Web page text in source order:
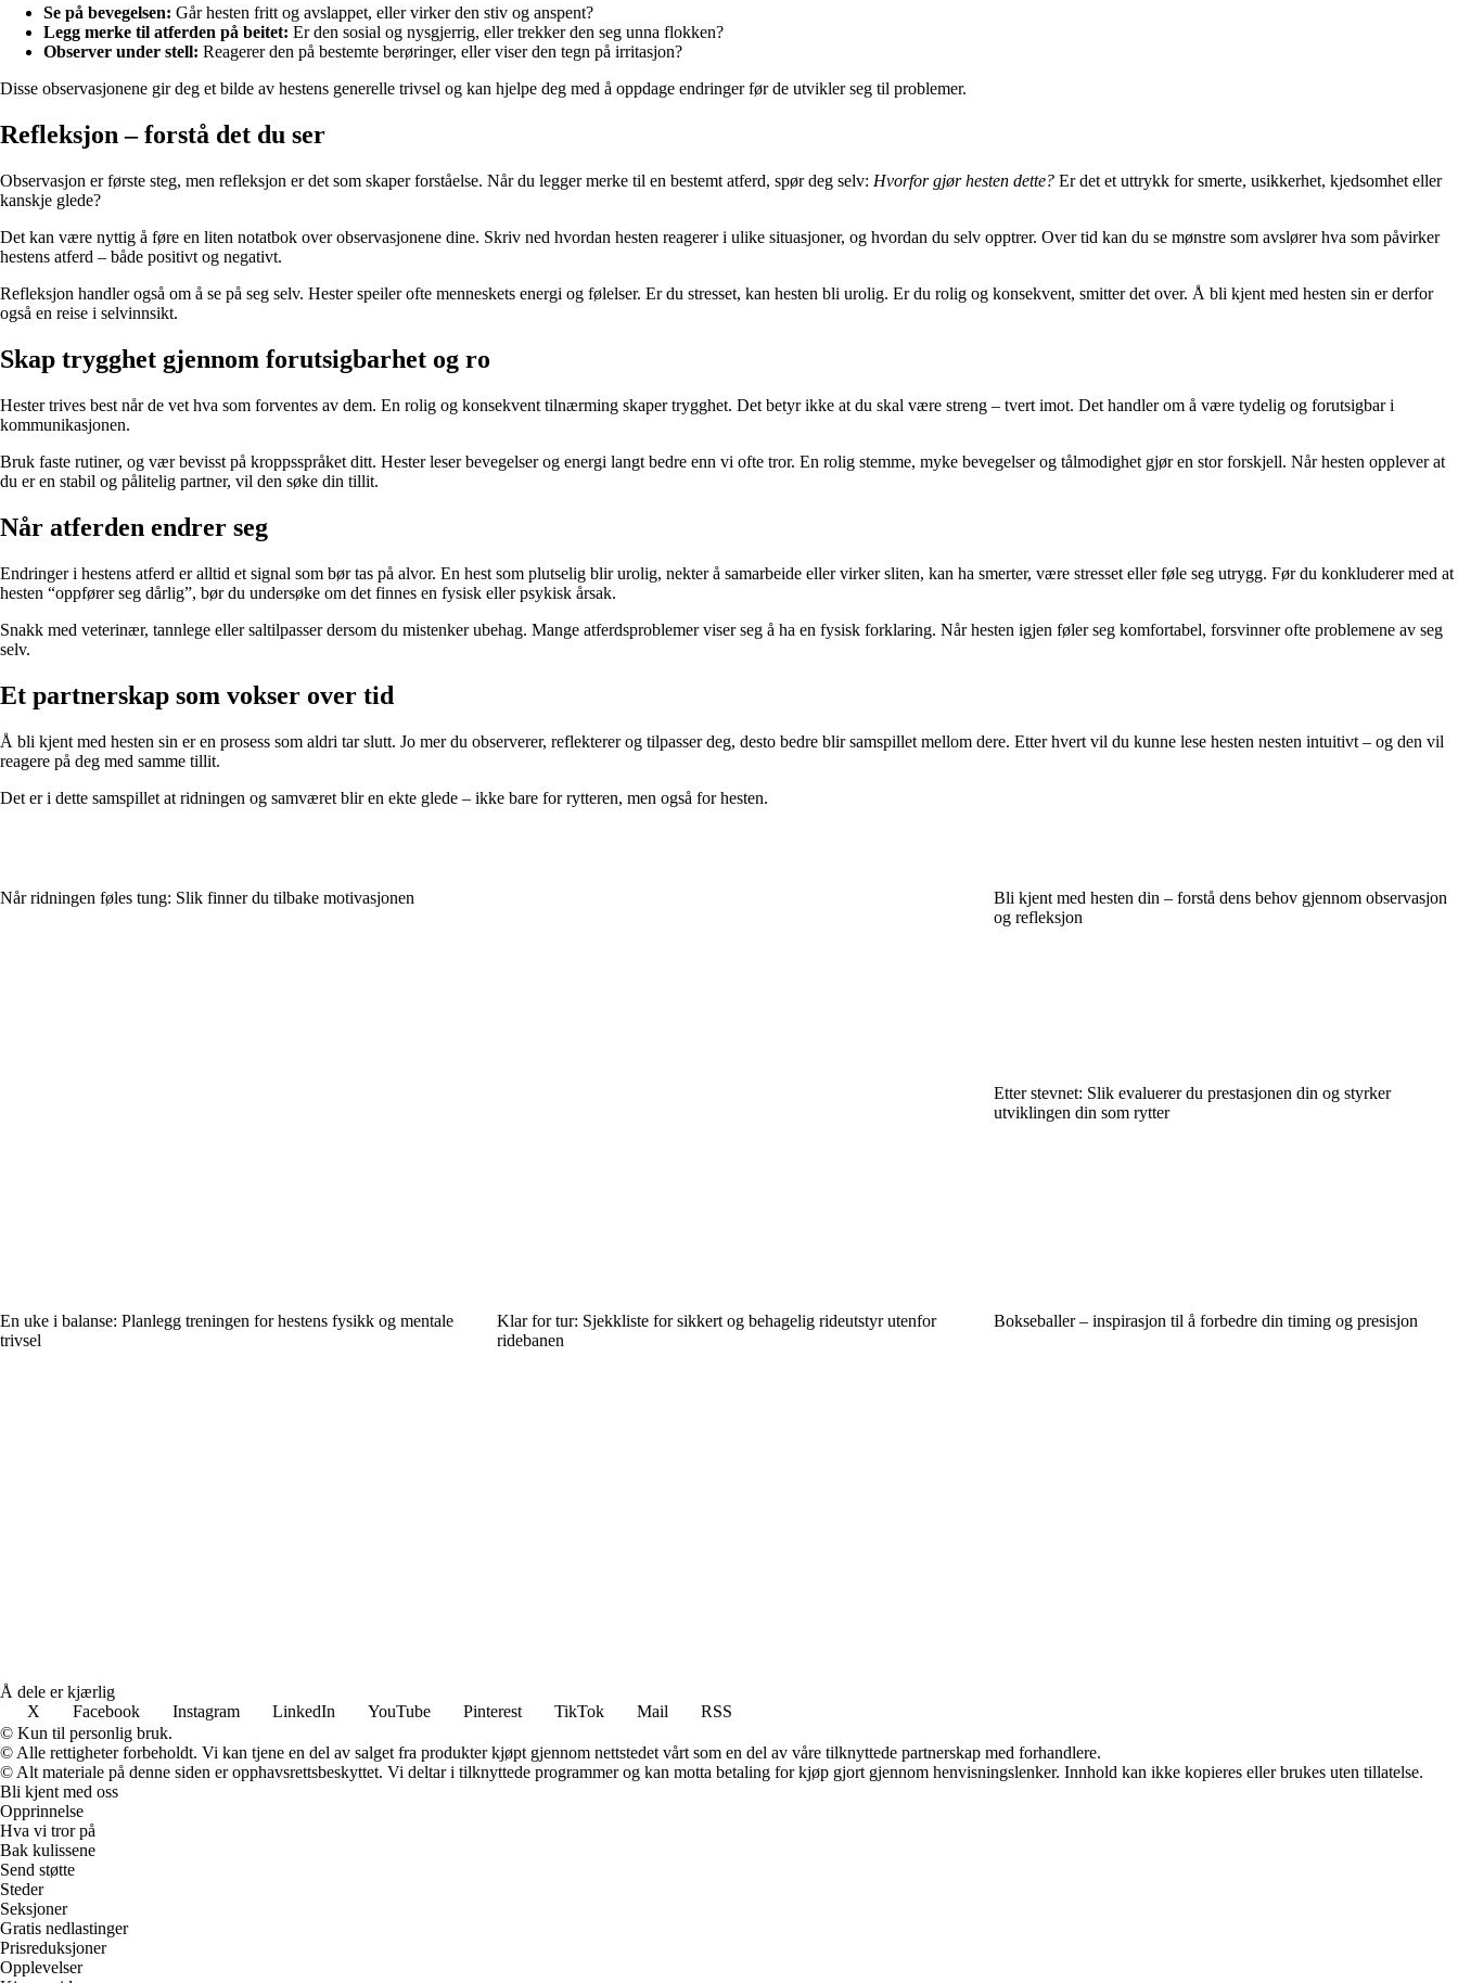
Se på bevegelsen: Går hesten fritt og avslappet, eller virker den stiv og anspent?
Legg merke til atferden på beitet: Er den sosial og nysgjerrig, eller trekker den seg unna flokken?
Observer under stell: Reagerer den på bestemte berøringer, eller viser den tegn på irritasjon?
Disse observasjonene gir deg et bilde av hestens generelle trivsel og kan hjelpe deg med å oppdage endringer før de utvikler seg til problemer.
Refleksjon – forstå det du ser
Observasjon er første steg, men refleksjon er det som skaper forståelse. Når du legger merke til en bestemt atferd, spør deg selv: Hvorfor gjør hesten dette? Er det et uttrykk for smerte, usikkerhet, kjedsomhet eller
kanskje glede?
Det kan være nyttig å føre en liten notatbok over observasjonene dine. Skriv ned hvordan hesten reagerer i ulike situasjoner, og hvordan du selv opptrer. Over tid kan du se mønstre som avslører hva som påvirker
hestens atferd – både positivt og negativt.
Refleksjon handler også om å se på seg selv. Hester speiler ofte menneskets energi og følelser. Er du stresset, kan hesten bli urolig. Er du rolig og konsekvent, smitter det over. Å bli kjent med hesten sin er derfor
også en reise i selvinnsikt.
Skap trygghet gjennom forutsigbarhet og ro
Hester trives best når de vet hva som forventes av dem. En rolig og konsekvent tilnærming skaper trygghet. Det betyr ikke at du skal være streng – tvert imot. Det handler om å være tydelig og forutsigbar i
kommunikasjonen.
Bruk faste rutiner, og vær bevisst på kroppsspråket ditt. Hester leser bevegelser og energi langt bedre enn vi ofte tror. En rolig stemme, myke bevegelser og tålmodighet gjør en stor forskjell. Når hesten opplever at
du er en stabil og pålitelig partner, vil den søke din tillit.
Når atferden endrer seg
Endringer i hestens atferd er alltid et signal som bør tas på alvor. En hest som plutselig blir urolig, nekter å samarbeide eller virker sliten, kan ha smerter, være stresset eller føle seg utrygg. Før du konkluderer med at
hesten “oppfører seg dårlig”, bør du undersøke om det finnes en fysisk eller psykisk årsak.
Snakk med veterinær, tannlege eller saltilpasser dersom du mistenker ubehag. Mange atferdsproblemer viser seg å ha en fysisk forklaring. Når hesten igjen føler seg komfortabel, forsvinner ofte problemene av seg
selv.
Et partnerskap som vokser over tid
Å bli kjent med hesten sin er en prosess som aldri tar slutt. Jo mer du observerer, reflekterer og tilpasser deg, desto bedre blir samspillet mellom dere. Etter hvert vil du kunne lese hesten nesten intuitivt – og den vil
reagere på deg med samme tillit.
Det er i dette samspillet at ridningen og samværet blir en ekte glede – ikke bare for rytteren, men også for hesten.
Når ridningen føles tung: Slik finner du tilbake motivasjonen
Bli kjent med hesten din – forstå dens behov gjennom observasjon
og refleksjon
Etter stevnet: Slik evaluerer du prestasjonen din og styrker
utviklingen din som rytter
En uke i balanse: Planlegg treningen for hestens fysikk og mentale
trivsel
Klar for tur: Sjekkliste for sikkert og behagelig rideutstyr utenfor
ridebanen
Bokseballer – inspirasjon til å forbedre din timing og presisjon
Å dele er kjærlig
X
Facebook Instagram LinkedIn YouTube Pinterest TikTok Mail
RSS
© Kun til personlig bruk.
© Alle rettigheter forbeholdt. Vi kan tjene en del av salget fra produkter kjøpt gjennom nettstedet vårt som en del av våre tilknyttede partnerskap med forhandlere.
© Alt materiale på denne siden er opphavsrettsbeskyttet. Vi deltar i tilknyttede programmer og kan motta betaling for kjøp gjort gjennom henvisningslenker. Innhold kan ikke kopieres eller brukes uten tillatelse.
Bli kjent med oss
Opprinnelse
Hva vi tror på
Bak kulissene
Send støtte
Steder
Seksjoner
Gratis nedlastinger
Prisreduksjoner
Opplevelser